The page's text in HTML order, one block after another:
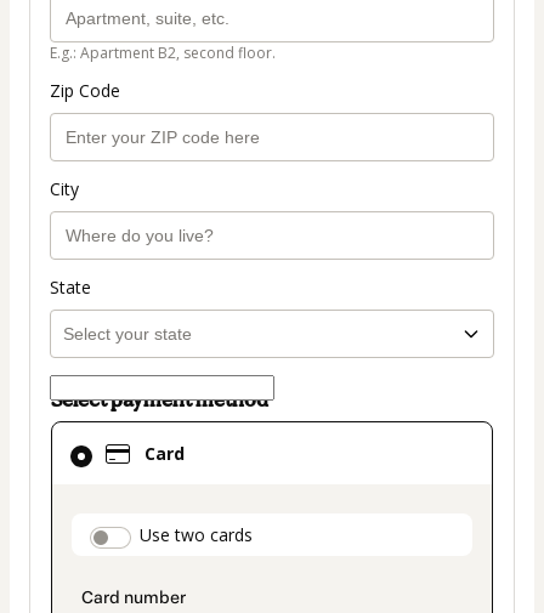
E.g.: Apartment B2, second floor.
Zip Code
City
State
Select payment method
Card
payment_data.section_title_v2
Use two cards
Card
selected
method